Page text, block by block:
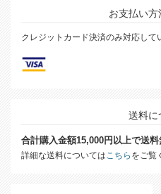
お支払い方
クレジットカード決済のみ対応して
送料に
合計購入金額15,000円以上で送料
詳細な送料についてはこちら をご覧